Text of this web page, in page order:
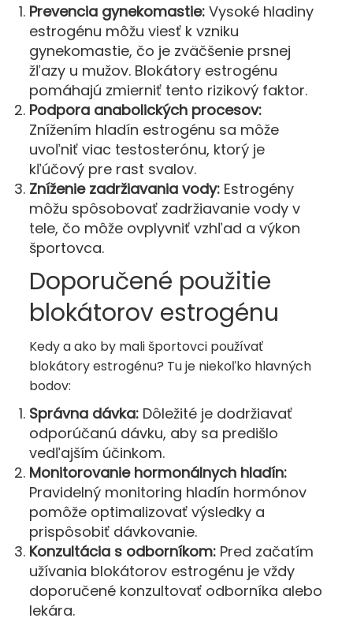
Prevencia gynekomastie: Vysoké hladiny
estrogénu môžu viesť k vzniku
gynekomastie, čo je zväčšenie prsnej
žľazy u mužov. Blokátory estrogénu
pomáhajú zmierniť tento rizikový faktor.
Podpora anabolických procesov:
Znížením hladín estrogénu sa môže
uvoľniť viac testosterónu, ktorý je
kľúčový pre rast svalov.
Zníženie zadržiavania vody: Estrogény
môžu spôsobovať zadržiavanie vody v
tele, čo môže ovplyvniť vzhľad a výkon
športovca.
Doporučené použitie
blokátorov estrogénu
Kedy a ako by mali športovci používať
blokátory estrogénu? Tu je niekoľko hlavných
bodov:
Správna dávka: Dôležité je dodržiavať
odporúčanú dávku, aby sa predišlo
vedľajším účinkom.
Monitorovanie hormonálnych hladín:
Pravidelný monitoring hladín hormónov
pomôže optimalizovať výsledky a
prispôsobiť dávkovanie.
Konzultácia s odborníkom: Pred začatím
užívania blokátorov estrogénu je vždy
doporučené konzultovať odborníka alebo
lekára.